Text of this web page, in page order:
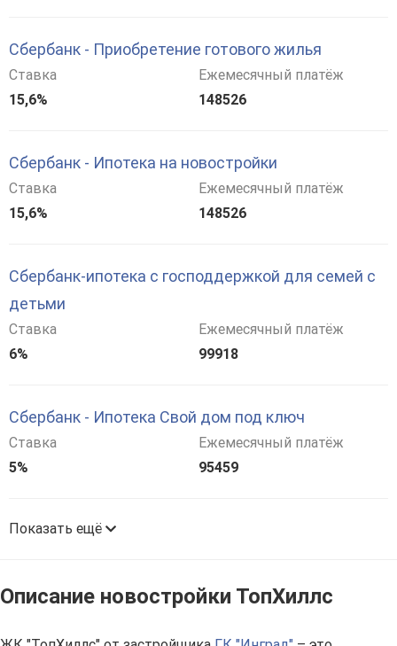
Сбербанк - Приобретение готового жилья
Ставка
15,6%
Ежемесячный платёж
148526
Сбербанк - Ипотека на новостройки
Ставка
15,6%
Ежемесячный платёж
148526
Сбербанк-ипотека с господдержкой для семей с
детьми
Ставка
6%
Ежемесячный платёж
99918
Сбербанк - Ипотека Свой дом под ключ
Ставка
5%
Ежемесячный платёж
95459
Показать ещё
Описание новостройки ТопХиллс